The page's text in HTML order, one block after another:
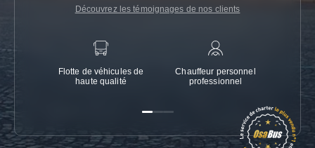
Découvrez les témoignages de nos clients
Flotte de véhicules de
haute qualité
Chauffeur personnel
professionnel